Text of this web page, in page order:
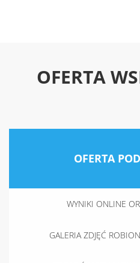
OFERTA
OFERTA
WYNIKI ONLINE
GALERIA ZDJĘĆ